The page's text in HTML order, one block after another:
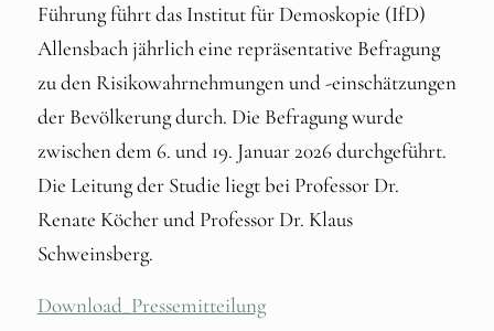
Führung führt das Institut für Demoskopie (IfD)
Allensbach jährlich eine repräsentative Befragung
zu den Risikowahrnehmungen und -einschätzungen
der Bevölkerung durch. Die Befragung wurde
zwischen dem 6. und 19. Januar 2026 durchgeführt.
Die Leitung der Studie liegt bei Professor Dr.
Renate Köcher und Professor Dr. Klaus
Schweinsberg.
Download_Pressemitteilung